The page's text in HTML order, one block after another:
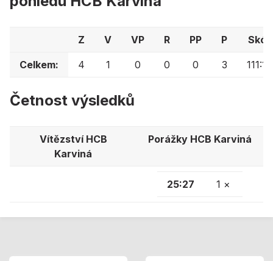
Z V VP R PP P
Celkem: 4 1 0 0 0 3
Četnost výsledků
Vítězství HCB
Karviná
Porážky HCB Karviná
25:27 1 ×